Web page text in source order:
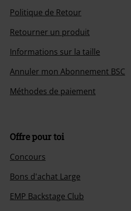
Politique de Retour
Retourner un produit
Informations sur la taille
Annuler mon Abonnement BSC
Méthodes de paiement
Offre pour toi
Concours
Bons d'achat Large
EMP Backstage Club